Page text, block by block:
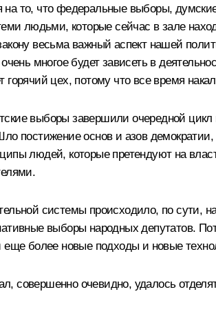
на то, что федеральные выборы,
людьми, которые сейчас в зале
весьма важный аспект нашей
многое будет зависеть в
цех, потому что все время
выборы завершили очередной
постижение основ и азов
людей, которые претендуют на
системы происходило, по
выборы народных депутатов.
более новые подходы и новые
совершенно очевидно, удалось